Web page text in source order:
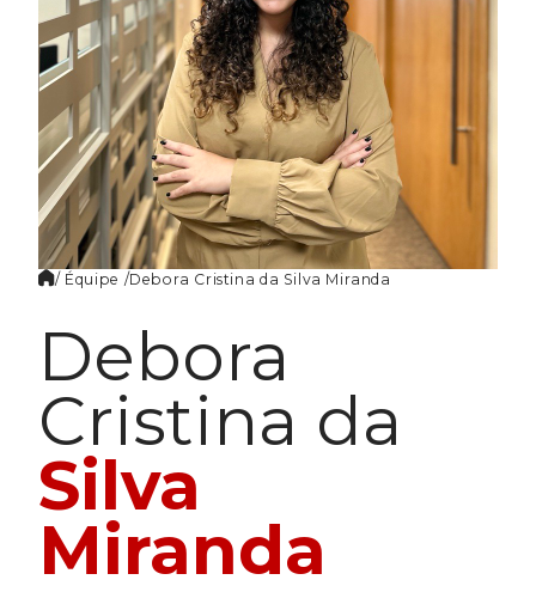
/ Équipe /Debora Cristina da Silva Miranda
Debora
Cristina da
Silva
Miranda